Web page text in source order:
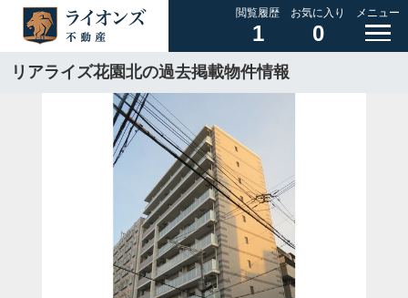
閲覧履歴
1
お気に入り
0
メニュー
リアライズ花園北の過去掲載物件情報